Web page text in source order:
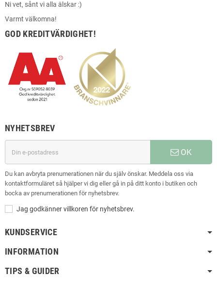
Ni vet, sånt vi alla älskar :)
Varmt välkomna!
GOD KREDITVÄRDIGHET!
NYHETSBREV
OK
Du kan avbryta prenumerationen när du själv önskar. Meddela oss via
kontaktformuläret så hjälper vi dig eller gå in på ditt konto i butiken och
bocka av prenumerationen för nyhetsbrev.
Jag godkänner villkoren för nyhetsbrev.
KUNDSERVICE
INFORMATION
TIPS & GUIDER